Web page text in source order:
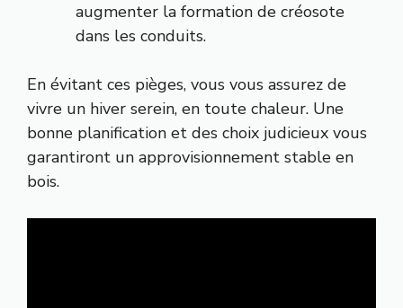
augmenter la formation de créosote
dans les conduits.
En évitant ces pièges, vous vous assurez de
vivre un hiver serein, en toute chaleur. Une
bonne planification et des choix judicieux vous
garantiront un approvisionnement stable en
bois.